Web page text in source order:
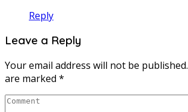
Reply
Leave a Reply
Your email address will not be published.
are marked *